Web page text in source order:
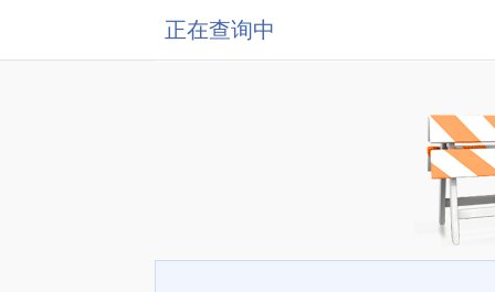
正在查询中